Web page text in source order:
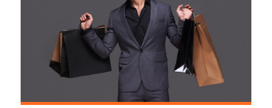
Chcesz być na bieżąco z najnowszymi ofertami w branży.
Załóż konto